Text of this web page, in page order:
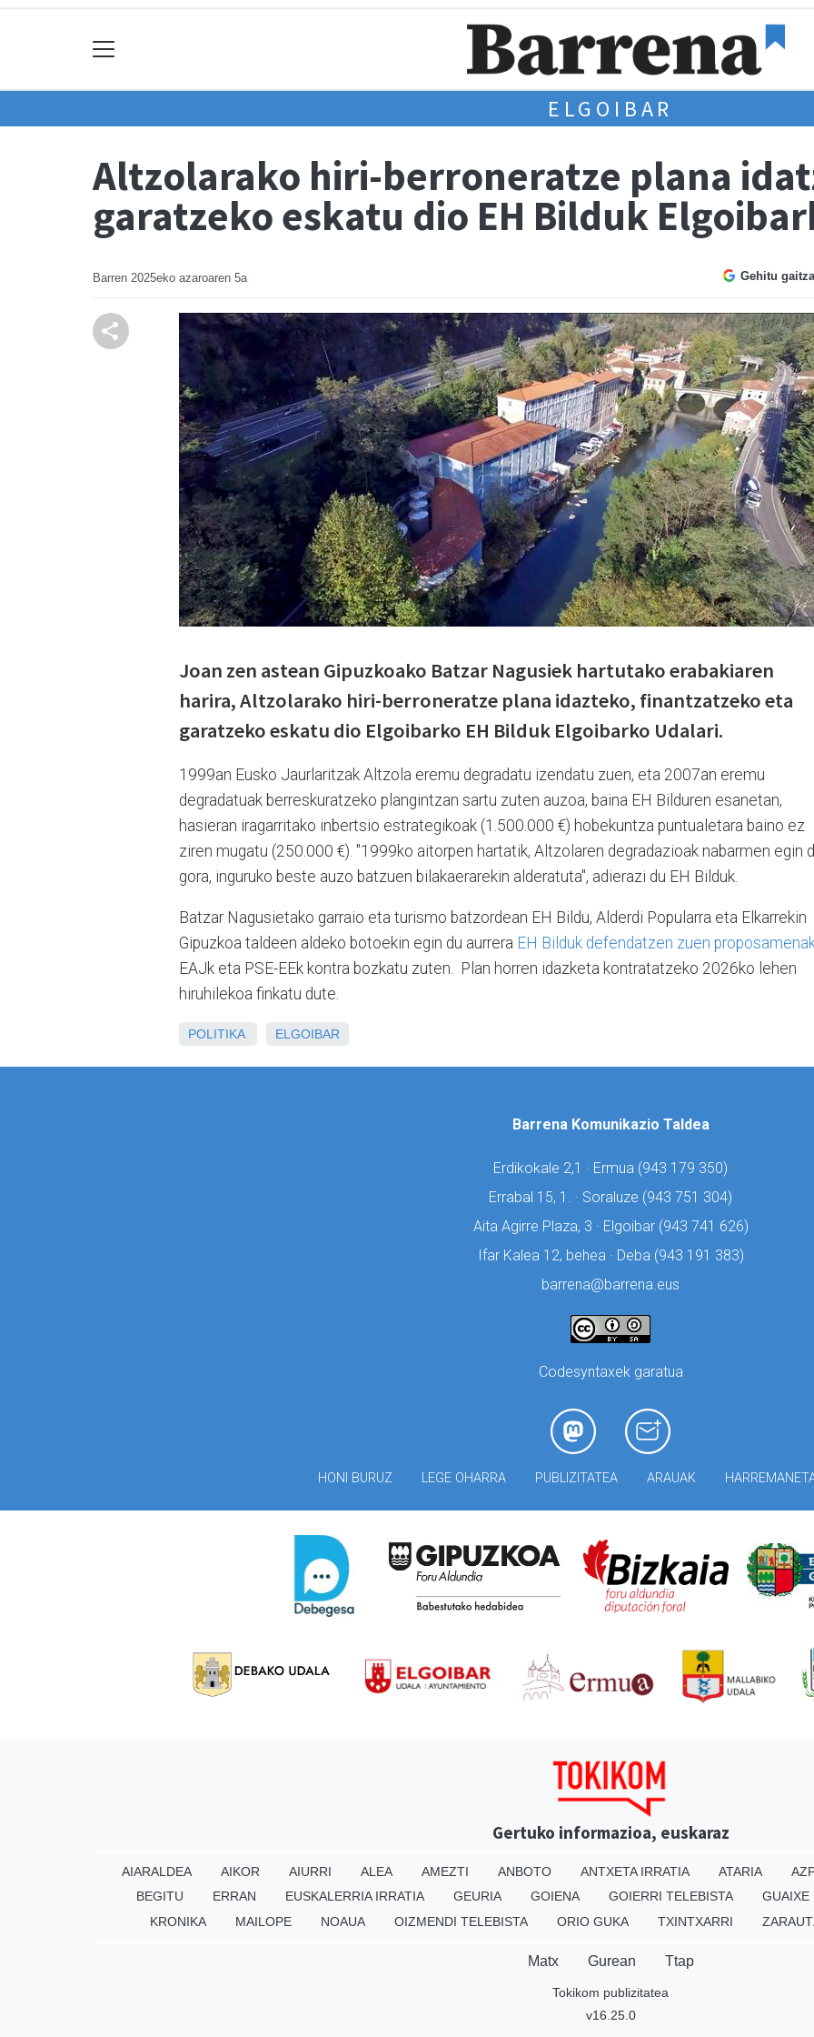
ELGOIBAR
Altzolarako hiri-berroneratze plana
garatzeko eskatu dio EH Bilduk
Barren 2025eko azaroaren 5a Gehitu
Joan zen astean Gipuzkoako Batzar Nagusiek hartutako erabakiaren
harira, Altzolarako hiri-berroneratze plana idazteko, finantzatzeko eta
garatzeko eskatu dio Elgoibarko EH Bilduk Elgoibarko Udalari.
1999an Eusko Jaurlaritzak Altzola eremu degradatu izendatu zuen, eta 2007an eremu
degradatuak berreskuratzeko plangintzan sartu zuten auzoa, baina EH Bilduren esanetan,
hasieran iragarritako inbertsio estrategikoak (1.500.000 €) hobekuntza puntualetara baino ez
ziren mugatu (250.000 €). "1999ko aitorpen hartatik, Altzolaren degradazioak nabarmen egin
gora, inguruko beste auzo batzuen bilakaerarekin alderatuta", adierazi du EH Bilduk.
Batzar Nagusietako garraio eta turismo batzordean EH Bildu, Alderdi Popularra eta Elkarrekin
Gipuzkoa taldeen aldeko botoekin egin du aurrera EH Bilduk defendatzen zuen
EAJk eta PSE-EEk kontra bozkatu zuten. Plan horren idazketa kontratatzeko 2026ko lehen
hiruhilekoa finkatu dute.
POLITIKA ELGOIBAR
Barrena Komunikazio Taldea
Erdikokale 2,1 · Ermua (943 179 350)
Errabal 15, 1. · Soraluze (943 751 304)
Aita Agirre Plaza, 3 · Elgoibar (943 741 626)
Ifar Kalea 12, behea · Deba (943 191 383)
barrena@barrena.eus
Codesyntaxek garatua
HONI BURUZ LEGE OHARRA PUBLIZITATEA ARAUAK
Gertuko informazioa, euskaraz
AIARALDEA AIKOR AIURRI ALEA AMEZTI ANBOTO ANTXETA IRRATIA ATARIA
BEGITU
ERRAN EUSKALERRIA IRRATIA GEURIA GOIENA GOIERRI TELEBISTA GUAIXE
KRONIKA
MAILOPE NOAUA OIZMENDI TELEBISTA ORIO GUKA TXINTXARRI
Matx Gurean Ttap
Tokikom publizitatea
v16.25.0